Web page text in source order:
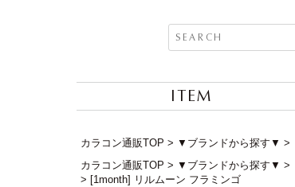
ITEM
カラコン通販TOP ▼ブランドから探す▼
カラコン通販TOP
▼ブランドから探す▼
[1month] リルムーン フラミンゴ